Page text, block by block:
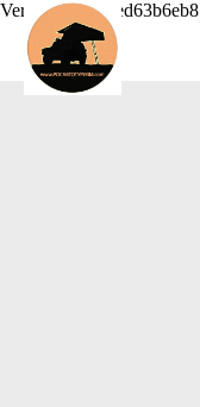
Verification: